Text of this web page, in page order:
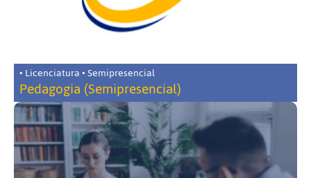
• Licenciatura • Semipresencial
Pedagogia (Semipresencial)